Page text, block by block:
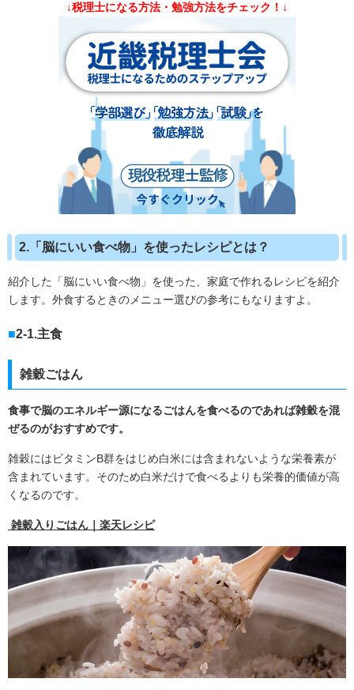
↓税理士になる方法・勉強方法をチェック！↓
2.「脳にいい食べ物」を使ったレシピとは？
紹介した「脳にいい食べ物」を使った、家庭で作れるレシピを紹介
します。外食するときのメニュー選びの参考にもなりますよ。
2-1.主食
雑穀ごはん
食事で脳のエネルギー源になるごはんを食べるのであれば雑穀を混
ぜるのがおすすめです。
雑穀にはビタミンB群をはじめ白米には含まれないような栄養素が
含まれています。そのため白米だけで食べるよりも栄養的価値が高
くなるのです。
雑穀入りごはん｜楽天レシピ